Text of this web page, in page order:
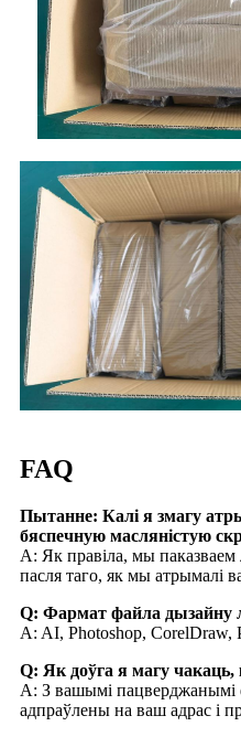
FAQ
Пытанне: Калі я змагу
бяспечную масляністую
A: Як правіла, мы
пасля таго, як мы атрымалі
Q: Фармат файла дызайну
A: AI, Photoshop, CorelDraw,
Q: Як доўга я магу
A: З вашымі пацверджанымі
адпраўлены на ваш адрас і